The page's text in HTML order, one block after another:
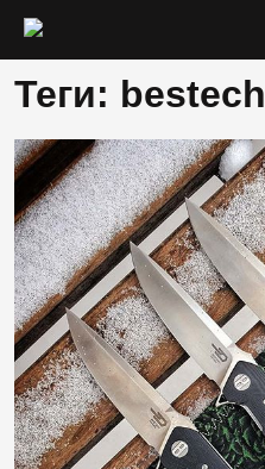
Теги: bestech